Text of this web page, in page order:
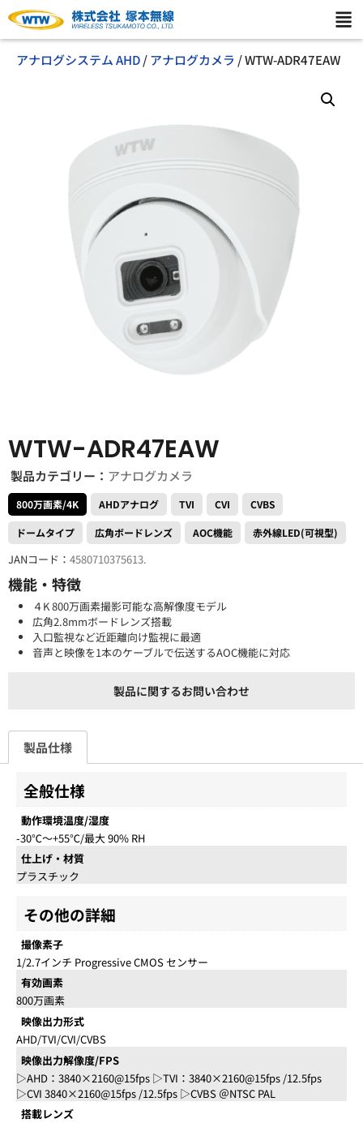
アナログシステム AHD/アナログカメラ / WTW-ADR47EAW
WTW-ADR47EAW
製品カテゴリー： アナログカメラ
800万画素/4K AHDアナログ TVI CVI CVBS
ドームタイプ 広角ボードレンズ AOC機能 赤外線LED(可視型)
JANコード： 4580710375613.
機能・特徴
４K 800万画素撮影可能な高解像度モデル
広角2.8mmボードレンズ搭載
入口監視など近距離向け監視に最適
音声と映像を1本のケーブルで伝送するAOC機能に対応
製品に関するお問い合わせ
製品仕様
全般仕様
動作環境温度/湿度
-30℃～+55℃/最大 90% RH
仕上げ・材質
プラスチック
その他の詳細
撮像素子
1/2.7インチ Progressive CMOS センサー
有効画素
800万画素
映像出力形式
AHD/TVI/CVI/CVBS
映像出力解像度/FPS
▷AHD：3840×2160@15fps ▷TVI：3840×2160@15fps /12.5fps
▷CVI 3840×2160@15fps /12.5fps ▷CVBS ＠NTSC PAL
搭載レンズ